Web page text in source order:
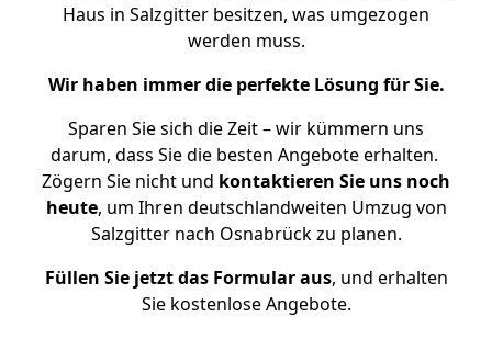
Haus in Salzgitter besitzen, was umgezogen
werden muss.
Wir haben immer die perfekte Lösung für Sie.
Sparen Sie sich die Zeit – wir kümmern uns
darum, dass Sie die besten Angebote erhalten.
Zögern Sie nicht und kontaktieren Sie uns noch
heute, um Ihren deutschlandweiten Umzug von
Salzgitter nach Osnabrück zu planen.
Füllen Sie jetzt das Formular aus, und erhalten
Sie kostenlose Angebote.